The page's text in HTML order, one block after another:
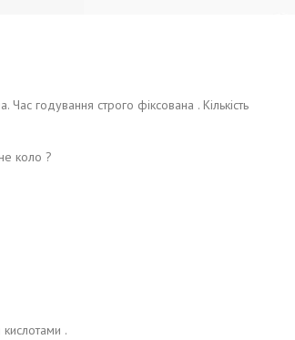
годування строго фіксована . Кількість
коло ?
.